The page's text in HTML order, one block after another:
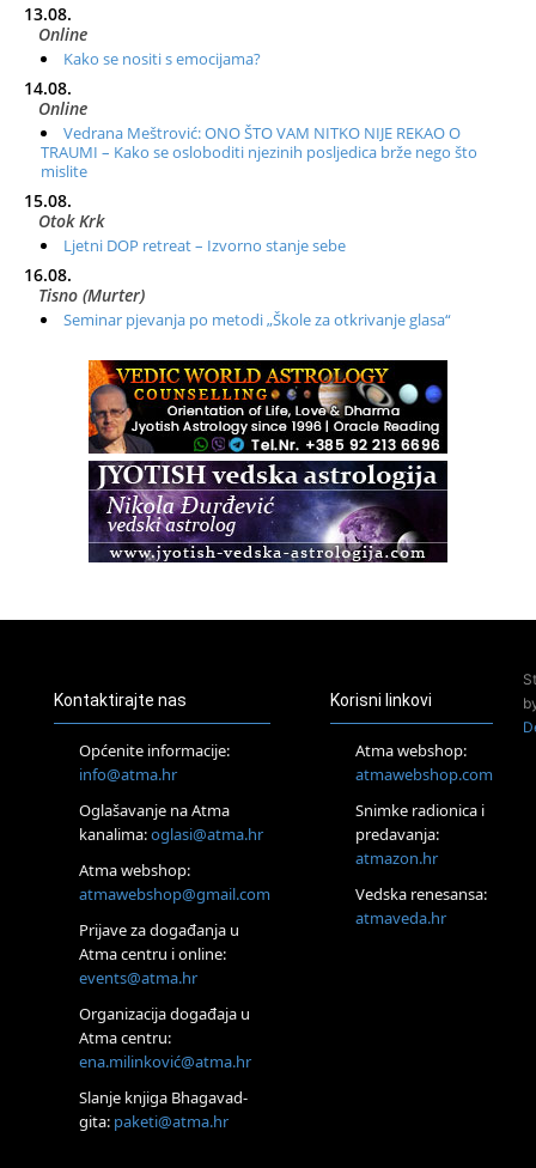
13.08.
Online
Kako se nositi s emocijama?
14.08.
Online
Vedrana Meštrović: ONO ŠTO VAM NITKO NIJE REKAO O
TRAUMI – Kako se osloboditi njezinih posljedica brže nego što
mislite
15.08.
Otok Krk
Ljetni DOP retreat – Izvorno stanje sebe
16.08.
Tisno (Murter)
Seminar pjevanja po metodi „Škole za otkrivanje glasa“
Radionica: Pomagači iz drugih dimenzija Online – otvoreno za
Zagreb+Online
Osnovni ThetaHealing® tečaj, Zagreb i Online
Access BARS®, otpusti stres
Pjesma srca / Zagreb
Tečaj Višeg Vodstva, razvijanja intuicije i Akaša zapisa
Online
Postanite Nositelj Vibracije Nove Zemlje
Visoko
Alemka Dauskardt – Jednodnevna radionica sistemskih
konstelacija
Zagreb
HOD PO ŽERAVICI – Seminar koji mijenja tijelo, duh i um
SoulFest – Festival glazbe, mudrosti i zajedništva
Zagreb
Access BARS® edukacija otpusti stres
Kontaktirajte nas
Općenite informacije:
info@atma.hr
Oglašavanje na Atma
kanalima:oglasi@atma.hr
Atma webshop:
atmawebshop@gmail.com
Prijave za događanja u
Atma centru i online:
events@atma.hr
Organizacija događaja u
Atma centru:
ena.milinković@atma.hr
Slanje knjiga Bhagavad-
gita: paketi@atma.hr
Korisni linkovi
Atma webshop:
atmawebshop.com
Snimke radionica i
predavanja:
atmazon.hr
Vedska renesansa:
atmaveda.hr